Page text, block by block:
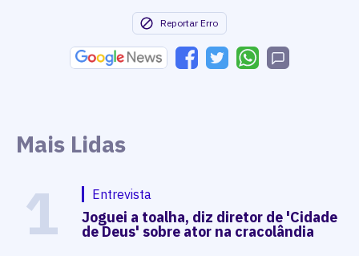
Reportar Erro
Mais Lidas
1 Entrevista
Joguei a toalha, diz diretor de 'Cidade
de Deus' sobre ator na cracolândia